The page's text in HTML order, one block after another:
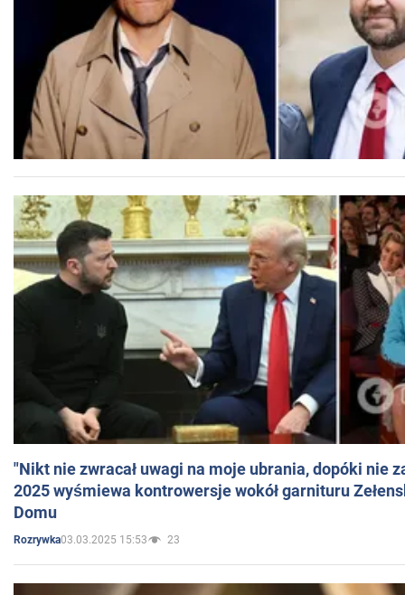
"Nikt nie zwracał uwagi na moje ubrania, dopóki nie
2025 wyśmiewa kontrowersje wokół garnituru
Domu
Rozrywka03.03.2025 15:53 23